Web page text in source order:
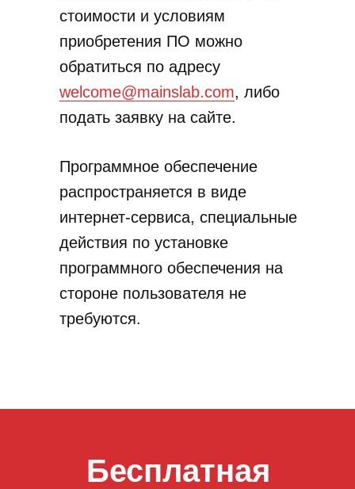
стоимости и условиям
приобретения ПО можно
обратиться по адресу
welcome@mainslab.com, либо
подать заявку на сайте.
Программное обеспечение
распространяется в виде
интернет-сервиса, специальные
действия по установке
программного обеспечения на
стороне пользователя не
требуются.
Бесплатная